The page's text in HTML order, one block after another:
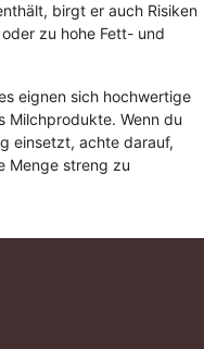
birgt er auch Risiken
zu hohe Fett- und
eignen sich hochwertige
Milchprodukte. Wenn du
einsetzt, achte darauf,
Menge streng zu